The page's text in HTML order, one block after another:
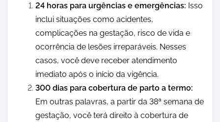
24 horas para urgências e emergências: Isso
inclui situações como acidentes,
complicações na gestação, risco de vida e
ocorrência de lesões irreparáveis. Nesses
casos, você deve receber atendimento
imediato após o início da vigência.
300 dias para cobertura de parto a termo:
Em outras palavras, a partir da 38ª semana de
gestação, você terá direito à cobertura de